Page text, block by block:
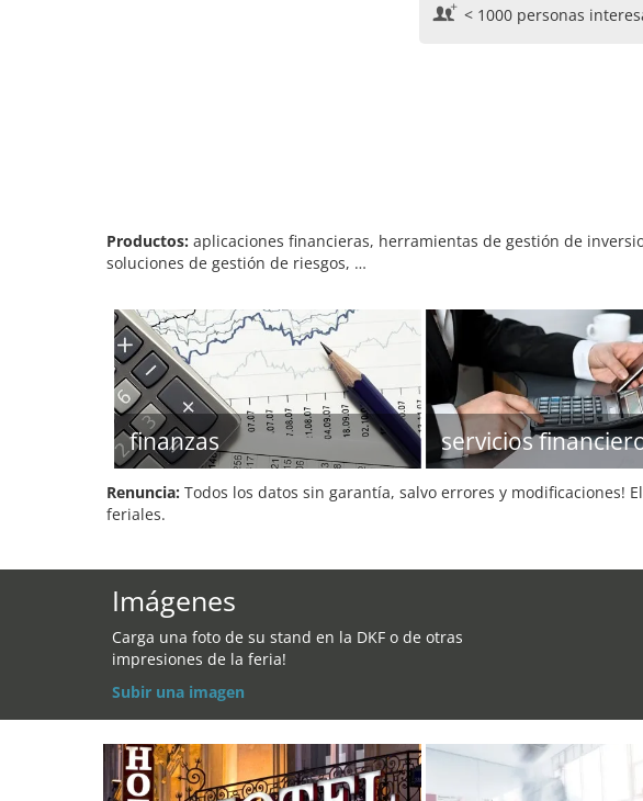
< 1000 personas
Productos: aplicaciones financieras, herramientas de gestión de
soluciones de gestión de riesgos, …
finanzas servicios
Renuncia: Todos los datos sin garantía, salvo errores y modificaciones!
feriales.
Imágenes
Carga una foto de su stand en la DKF o de otras
impresiones de la feria!
Subir una imagen